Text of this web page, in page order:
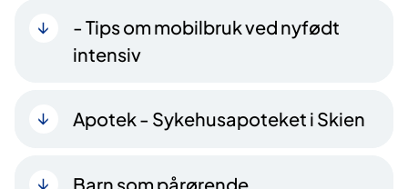
- Tips om mobilbruk ved nyfødt
intensiv
Apotek - Sykehusapoteket i Skien
Barn som pårørende